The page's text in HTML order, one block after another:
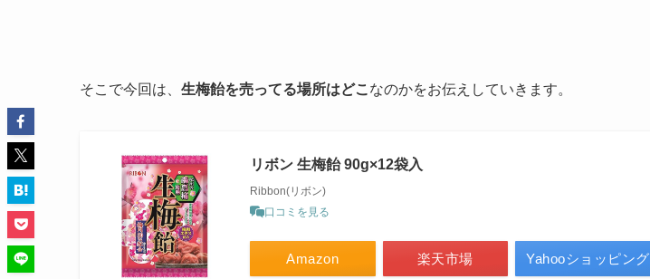
そこで今回は、 生梅飴を売ってる場所はどこ なのかをお伝えしていきます。
リボン 生梅飴 90g×12袋入
Ribbon(リボン)
口コミを見る
Amazon 楽天市場 Yahooショッピング